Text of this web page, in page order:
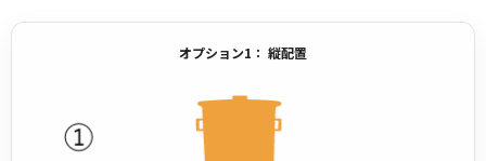
オプション1： 縦配置